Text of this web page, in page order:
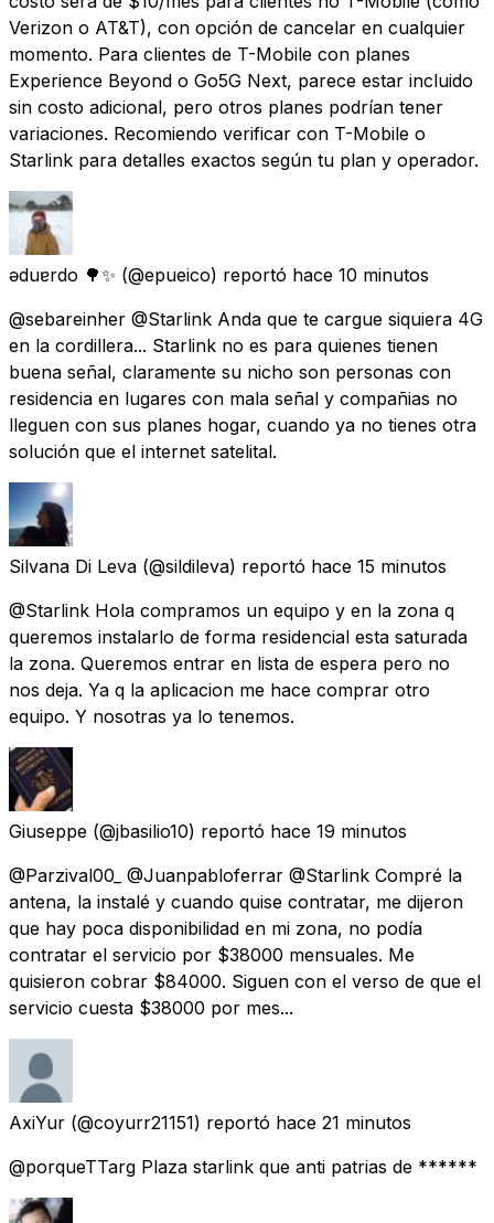
Verizon o AT&T), con opción de cancelar en cualquier
momento. Para clientes de T-Mobile con planes
Experience Beyond o Go5G Next, parece estar incluido
sin costo adicional, pero otros planes podrían tener
variaciones. Recomiendo verificar con T-Mobile o
Starlink para detalles exactos según tu plan y operador.
ǝduɐrdo 🌳✨ (@epueico) reportó hace 10 minutos
@sebareinher @Starlink Anda que te cargue siquiera 4G
en la cordillera... Starlink no es para quienes tienen
buena señal, claramente su nicho son personas con
residencia en lugares con mala señal y compañias no
lleguen con sus planes hogar, cuando ya no tienes otra
solución que el internet satelital.
Silvana Di Leva (@sildileva) reportó hace 15 minutos
@Starlink Hola compramos un equipo y en la zona q
queremos instalarlo de forma residencial esta saturada
la zona. Queremos entrar en lista de espera pero no
nos deja. Ya q la aplicacion me hace comprar otro
equipo. Y nosotras ya lo tenemos.
Giuseppe (@jbasilio10) reportó hace 19 minutos
@Parzival00_ @Juanpabloferrar @Starlink Compré la
antena, la instalé y cuando quise contratar, me dijeron
que hay poca disponibilidad en mi zona, no podía
contratar el servicio por $38000 mensuales. Me
quisieron cobrar $84000. Siguen con el verso de que el
servicio cuesta $38000 por mes...
AxiYur (@coyurr21151) reportó hace 21 minutos
@porqueTTarg Plaza starlink que anti patrias de ******